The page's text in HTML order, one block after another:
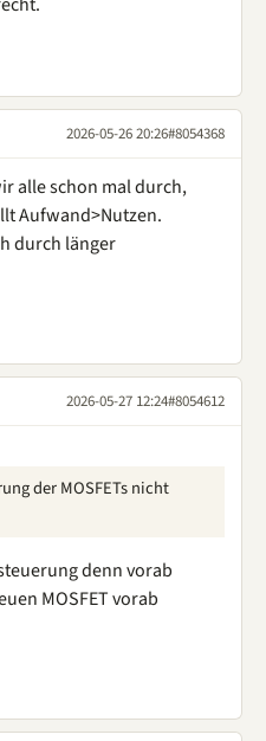
2026-05-26 20:26#8054368
alle schon mal durch,
Aufwand>Nutzen.
durch länger
2026-05-27 12:24#8054612
der MOSFETs nicht
denn vorab
MOSFET vorab